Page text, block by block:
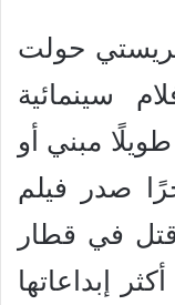
حولت
سينمائية
مبني أو
صدر فيلم
قتل في قطار
إبداعاتها